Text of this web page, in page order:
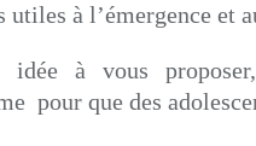
utiles à l’émergence et
idée à vous
pour que des